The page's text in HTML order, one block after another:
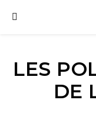
LES
DE